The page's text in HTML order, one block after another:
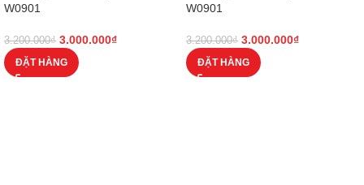
W0901
3.200.000₫ 3.000.000₫
ĐẶT HÀNG
W0901
3.200.000₫ 3.000.000₫
ĐẶT HÀNG